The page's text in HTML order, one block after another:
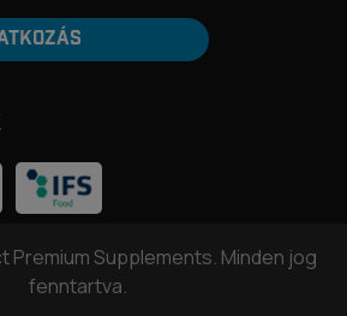
Premium Supplements. Minden jog
fenntartva.